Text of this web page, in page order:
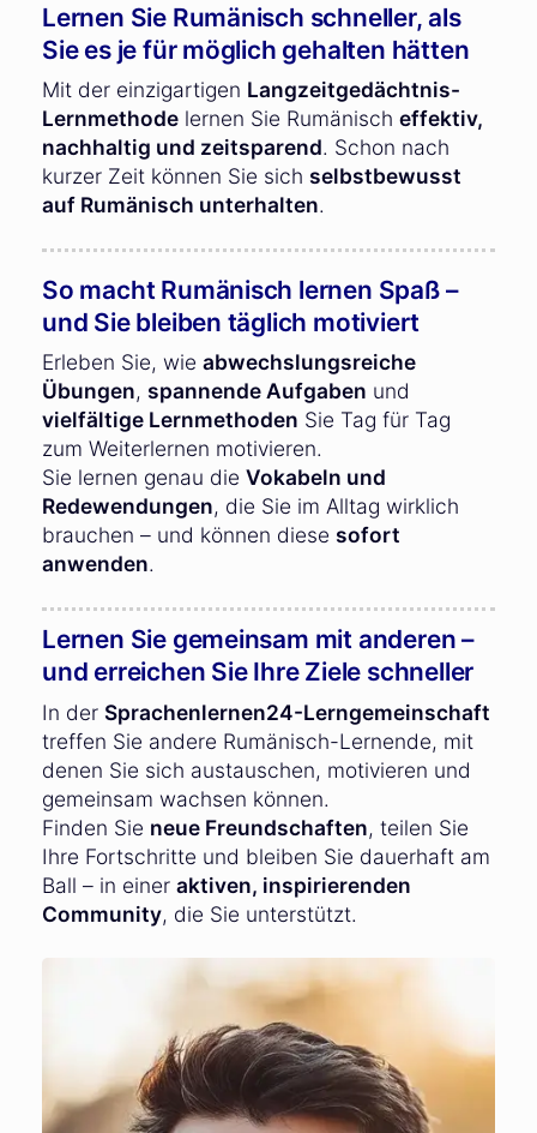
Lernen Sie Rumänisch schneller, als
Sie es je für möglich gehalten hätten
Mit der einzigartigen Langzeitgedächtnis-
Lernmethode lernen Sie Rumänisch effektiv,
nachhaltig und zeitsparend. Schon nach
kurzer Zeit können Sie sich selbstbewusst
auf Rumänisch unterhalten.
So macht Rumänisch lernen Spaß –
und Sie bleiben täglich motiviert
Erleben Sie, wie abwechslungsreiche
Übungen, spannende Aufgaben und
vielfältige Lernmethoden Sie Tag für Tag
zum Weiterlernen motivieren.
Sie lernen genau die Vokabeln und
Redewendungen, die Sie im Alltag wirklich
brauchen – und können diese sofort
anwenden.
Lernen Sie gemeinsam mit anderen –
und erreichen Sie Ihre Ziele schneller
In der Sprachenlernen24-Lerngemeinschaft
treffen Sie andere Rumänisch-Lernende, mit
denen Sie sich austauschen, motivieren und
gemeinsam wachsen können.
Finden Sie neue Freundschaften, teilen Sie
Ihre Fortschritte und bleiben Sie dauerhaft am
Ball – in einer aktiven, inspirierenden
Community, die Sie unterstützt.